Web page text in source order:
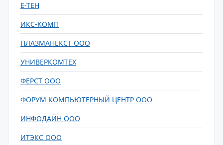
Е-ТЕН
ИКС-КОМП
ПЛАЗМАНЕКСТ ООО
УНИВЕРКОМТЕХ
ФЕРСТ ООО
ФОРУМ КОМПЬЮТЕРНЫЙ ЦЕНТР ООО
ИНФОДАЙН ООО
ИТЭКС ООО